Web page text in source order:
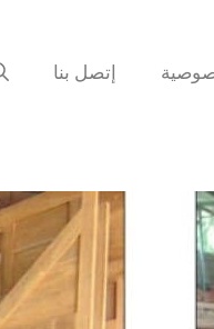
إتصل بنا